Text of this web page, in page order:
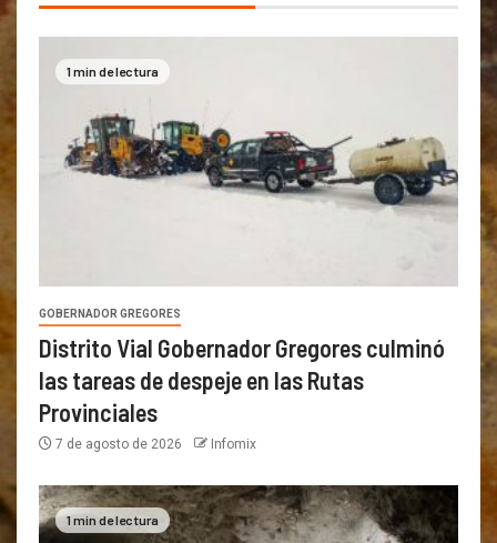
1 min de lectura
GOBERNADOR GREGORES
Distrito Vial Gobernador Gregores culminó
las tareas de despeje en las Rutas
Provinciales
7 de agosto de 2026 Infomix
1 min de lectura